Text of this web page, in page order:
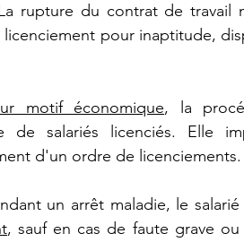
rupture du contrat de travail
licenciement pour inaptitude,
motif économique, la
de salariés licenciés. Elle
d'un ordre de licenciements​​.
un arrêt maladie, le
, sauf en cas de faute grave